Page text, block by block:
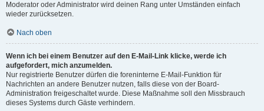
Moderator oder Administrator wird deinen Rang unter Umständen einfach
wieder zurücksetzen.
Nach oben
Wenn ich bei einem Benutzer auf den E-Mail-Link klicke, werde ich
aufgefordert, mich anzumelden.
Nur registrierte Benutzer dürfen die foreninterne E-Mail-Funktion für
Nachrichten an andere Benutzer nutzen, falls diese von der Board-
Administration freigeschaltet wurde. Diese Maßnahme soll den Missbrauch
dieses Systems durch Gäste verhindern.